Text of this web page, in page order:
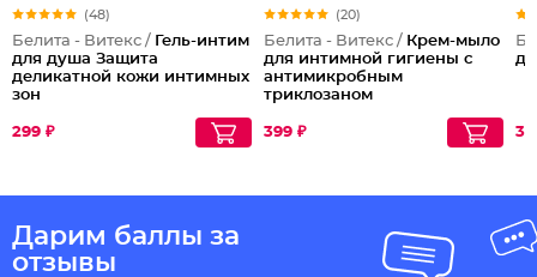
(48)
Белита - Витекс / Гель-интим
для душа Защита
деликатной кожи интимных
зон
299 ₽
(20)
Белита - Витекс / Крем-мыло
для интимной гигиены с
антимикробным
триклозаном
399 ₽
Дарим баллы за
отзывы